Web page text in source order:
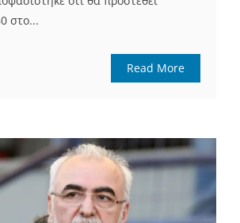
στο...
Read More